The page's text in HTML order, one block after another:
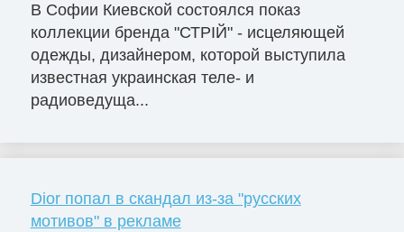
В Софии Киевской состоялся показ
коллекции бренда "СТРІЙ" - исцеляющей
одежды, дизайнером, которой выступила
известная украинская теле- и
радиоведуща...
Dior попал в скандал из-за "русских
мотивов" в рекламе